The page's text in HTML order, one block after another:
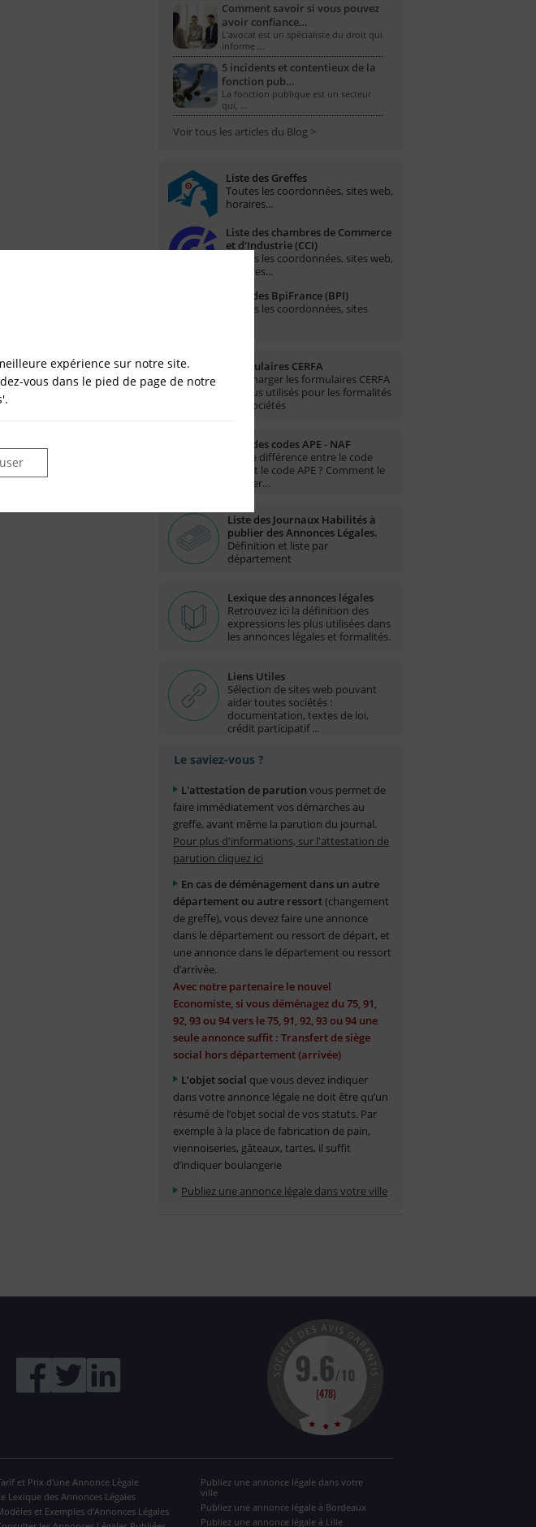
DU 95 -
Comment savoir si vous pouvez
avoir confiance…
L'avocat est un spécialiste du droit qui
informe …
5 incidents et contentieux de la
fonction pub…
La fonction publique est un secteur
qui, …
Voir tous les articles du Blog >
Liste des Greffes
Toutes les coordonnées, sites web,
horaires...
Liste des chambres de Commerce
et d'Industrie (CCI)
Toutes les coordonnées, sites web,
horaires...
Liste des BpiFrance (BPI)
Toutes les coordonnées, sites
Formulaires CERFA
Télécharger les formulaires CERFA
les plus utilisés pour les formalités
des sociétés
Liste des codes APE - NAF
Quelle différence entre le code
NAF et le code APE ? Comment le
trouver…
Liste des Journaux Habilités à
publier des Annonces Légales.
Définition et liste par
département
Lexique des annonces légales
Retrouvez ici la définition des
expressions les plus utilisées dans
les annonces légales et formalités.
Liens Utiles
Sélection de sites web pouvant
aider toutes sociétés :
documentation, textes de loi,
crédit participatif ...
Le saviez-vous ?
L'attestation de parution vous permet de
faire immédiatement vos démarches au
greffe, avant même la parution du journal.
Pour plus d'informations, sur l'attestation de
parution cliquez ici
En cas de déménagement dans un autre
département ou autre ressort(changement
de greffe), vous devez faire une annonce
dans le département ou ressort de départ, et
une annonce dans le département ou ressort
d’arrivée.
Avec notre partenaire le nouvel
Economiste, si vous déménagez du 75, 91,
92, 93 ou 94 vers le 75, 91, 92, 93 ou 94 une
seule annonce suffit : Transfert de siège
social hors département (arrivée)
L’objet social que vous devez indiquer
dans votre annonce légale ne doit être qu’un
résumé de l’objet social de vos statuts. Par
exemple à la place de fabrication de pain,
viennoiseries, gâteaux, tartes, il suffit
d’indiquer boulangerie
Publiez une annonce légale dans votre ville
et Prix d'une Annonce Légale
Lexique des Annonces Légales
et Exemples d'Annonces Légales
Publiez une annonce légale dans votre
ville
Publiez une annonce légale à Bordeaux
Publiez une annonce légale à Lille
expérience sur notre site.
vous dans le pied de page de notre